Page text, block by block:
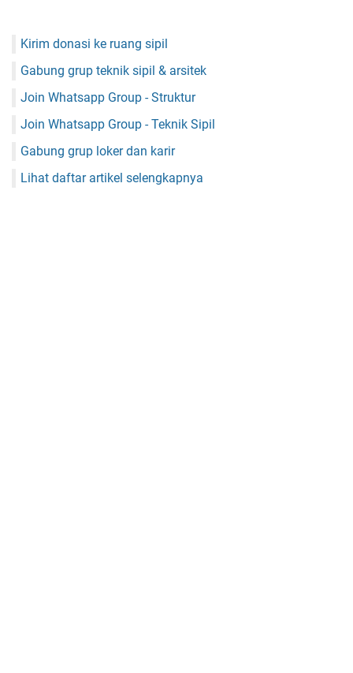
Kirim donasi ke ruang sipil
Gabung grup teknik sipil & arsitek
Join Whatsapp Group - Struktur
Join Whatsapp Group - Teknik Sipil
Gabung grup loker dan karir
Lihat daftar artikel selengkapnya